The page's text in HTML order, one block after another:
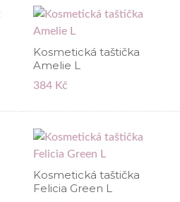
Kosmetická taštička
Amelie L
384 Kč
Kosmetická taštička
Felicia Green L